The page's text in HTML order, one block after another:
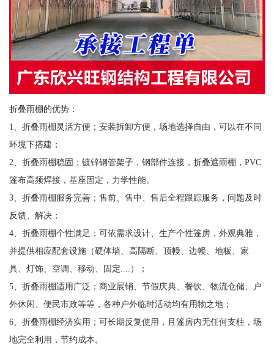
折叠雨棚的优势：
1、折叠雨棚灵活方便；安装拆卸方便，场地选择自由，可以在不同
环境下搭建；
2、折叠雨棚稳固；镀锌钢管架子，钢部件连接，折叠遮雨棚，PVC
篷布高频焊接，基座固定，力学性能。
3、折叠雨棚服务完善；售前、售中、售后全程跟踪服务，问题及时
反馈、解决；
4、折叠雨棚个性满足；可依需求设计、生产个性篷房，外观典雅，
并提供相应配套设施（硬体墙、高隔断、顶幔、边幔、地板、家
具、灯饰、空调、移动、固定....）；
5、折叠雨棚适用广泛；商业展销、节假庆典、餐饮、物流仓储、户
外休闲、便民市政等等，各种户外临时活动均有用物之地；
6、折叠雨棚经济实用；可长期反复使用，且篷房内无任何支柱，场
地完全利用，节约成本。